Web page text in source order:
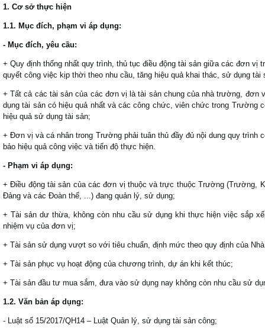
1. Cơ sở thực hiện
1.1. Mục đích, phạm vi áp dụng:
- Mục đích, yêu cầu:
+ Quy định thống nhất quy trình, thủ tục điều động tài sản giữa các đơn vị
quyết công việc kịp thời theo nhu cầu, tăng hiệu quả khai thác, sử dụng tài
+ Tất cả các tài sản của các đơn vị là tài sản chung của nhà trường, đơn
dụng tài sản có hiệu quả nhất và các công chức, viên chức trong Trường
hiệu quả sử dụng tài sản;
+ Đơn vị và cá nhân trong Trường phải tuân thủ đầy đủ nội dung quy trình
bảo hiệu quả công việc và tiến độ thực hiện.
- Phạm vi áp dụng:
+ Điều động tài sản của các đơn vị thuộc và trực thuộc Trường (Trường,
Đảng và các Đoàn thể, ...) đang quản lý, sử dụng;
+ Tài sản dư thừa, không còn nhu cầu sử dụng khi thực hiện việc sắp
nhiệm vụ của đơn vị;
+ Tài sản sử dụng vượt so với tiêu chuẩn, định mức theo quy định của
+ Tài sản phục vụ hoạt động của chương trình, dự án khi kết thúc;
+ Tài sản đầu tư mua sắm, đưa vào sử dụng nay không còn nhu cầu sử
1.2. Văn bản áp dụng:
- Luật số 15/2017/QH14 – Luật Quản lý, sử dụng tài sản công;